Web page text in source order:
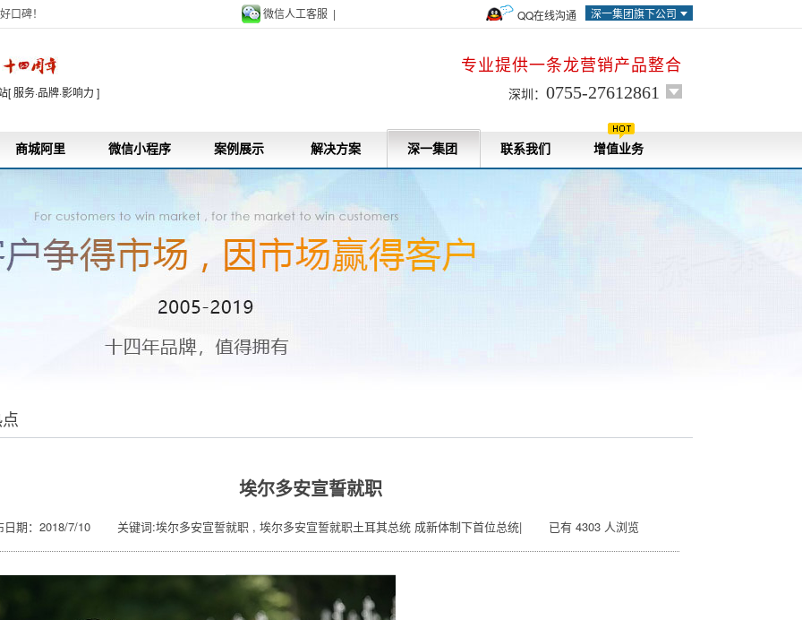
口碑！ 深一集团旗下公司
微信人工客服 | QQ在线沟通
[ 服务·品牌·影响力 ]
专业提供一条龙营销产品整合
深圳： 0755-27612861
商城阿里 微信小程序 案例展示 解决方案 深一集团 联系我们 增值业务
埃尔多安宣誓就职
日期：2018/7/10 关键词:埃尔多安宣誓就职 , 埃尔多安宣誓就职土耳其总统 成新体制下首位总统| 已有 4303 人浏览